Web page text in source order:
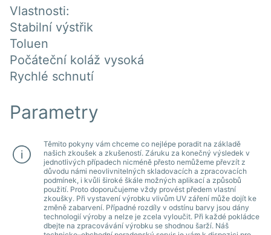
Vlastnosti:
Stabilní výstřik
Toluen
Počáteční koláž vysoká
Rychlé schnutí
Parametry
Těmito pokyny vám chceme co nejlépe poradit na základě
našich zkoušek a zkušeností. Záruku za konečný výsledek v
jednotlivých případech nicméně přesto nemůžeme převzít z
důvodu námi neovlivnitelných skladovacích a zpracovacích
podmínek, i kvůli široké škále možných aplikací a způsobů
použití. Proto doporučujeme vždy provést předem vlastní
zkoušky. Při vystavení výrobku vlivům UV záření může dojít ke
změně zabarvení. Případné rozdíly v odstínu barvy jsou dány
technologií výroby a nelze je zcela vyloučit. Při každé pokládce
dbejte na zpracovávání výrobku se shodnou šarží. Náš